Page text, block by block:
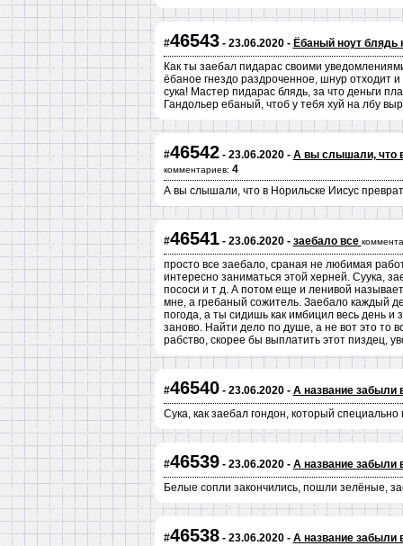
#46543- 23.06.2020 - Ёбаный ноут блядь
Как ты заебал пидарас своими
ёбаное гнездо раздроченное, шнур отходит
сука! Мастер пидарас блядь, за что деньги
Гандольер ебаный, чтоб у тебя хуй на лбу
#46542- 23.06.2020 - А вы слышали, что
комментариев: 4
А вы слышали, что в Норильске Иисус
#46541- 23.06.2020 - заебало все
просто все заебало, сраная не любимая
интересно заниматься этой херней. Суука,
пососи и т д. А потом еще и ленивой
мне, а гребаный сожитель. Заебало каждый
погода, а ты сидишь как имбицил весь день и
заново. Найти дело по душе, а не вот это то
рабство, скорее бы выплатить этот пиздец,
#46540- 23.06.2020 - А название забыли
Сука, как заебал гондон, который
#46539- 23.06.2020 - А название забыли
Белые сопли закончились, пошли зелёные,
#46538- 23.06.2020 - А название забыли